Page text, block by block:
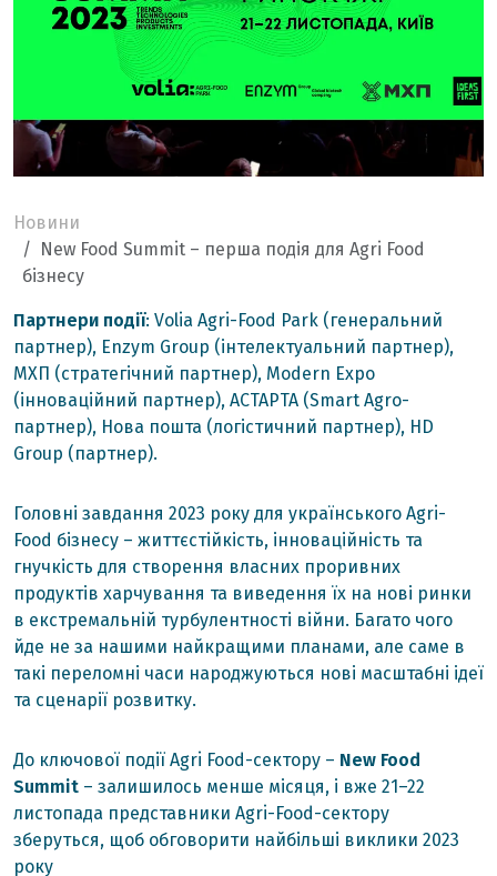
Новини
New Food Summit – перша подія для Agri Food
бізнесу
Партнери події: Volia Agri-Food Park (генеральний
партнер), Enzym Group (інтелектуальний партнер),
МХП (стратегічний партнер), Modern Expo
(інноваційний партнер), АСТАРТА (Smart Agro-
партнер), Нова пошта (логістичний партнер), HD
Group (партнер).
Головні завдання 2023 року для українського Agri-
Food бізнесу – життєстійкість, інноваційність та
гнучкість для створення власних проривних
продуктів харчування та виведення їх на нові ринки
в екстремальній турбулентності війни. Багато чого
йде не за нашими найкращими планами, але саме в
такі переломні часи народжуються нові масштабні ідеї
та сценарії розвитку.
До ключової події Agri Food-сектору – New Food
Summit – залишилось менше місяця, і вже 21–22
листопада представники Agri-Food-сектору
зберуться, щоб обговорити найбільші виклики 2023
року